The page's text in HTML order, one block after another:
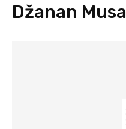
Džanan Musa